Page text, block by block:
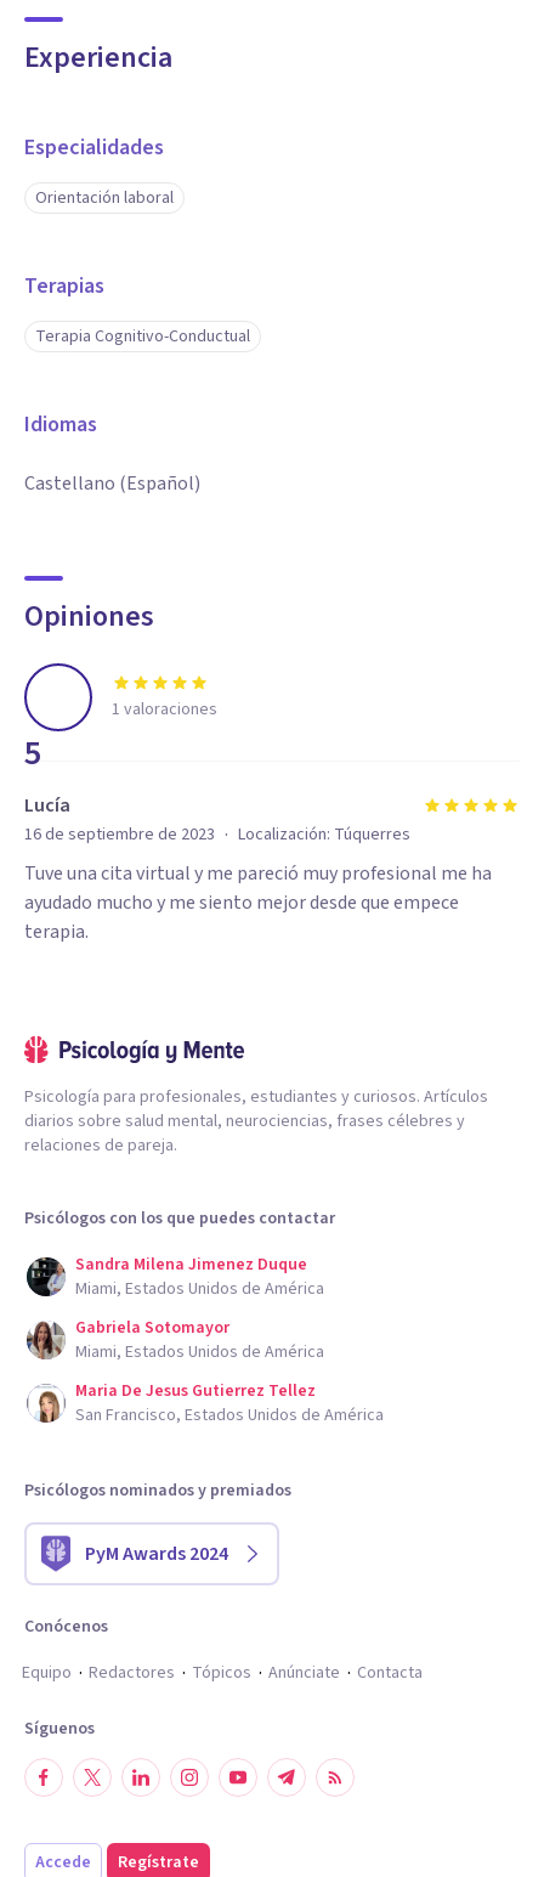
Experiencia
Especialidades
Orientación laboral
Terapias
Terapia Cognitivo-Conductual
Idiomas
Castellano (Español)
Opiniones
5
1 valoraciones
Lucía
16 de septiembre de 2023 · Localización: Túquerres
Tuve una cita virtual y me pareció muy profesional me ha
ayudado mucho y me siento mejor desde que empece
terapia.
Psicología para profesionales, estudiantes y curiosos. Artículos
diarios sobre salud mental, neurociencias, frases célebres y
relaciones de pareja.
Psicólogos con los que puedes contactar
Sandra Milena Jimenez Duque
Miami, Estados Unidos de América
Gabriela Sotomayor
Miami, Estados Unidos de América
Maria De Jesus Gutierrez Tellez
San Francisco, Estados Unidos de América
Psicólogos nominados y premiados
PyM Awards 2024
Conócenos
Equipo
Redactores Tópicos Anúnciate Contacta
Síguenos
Accede Regístrate